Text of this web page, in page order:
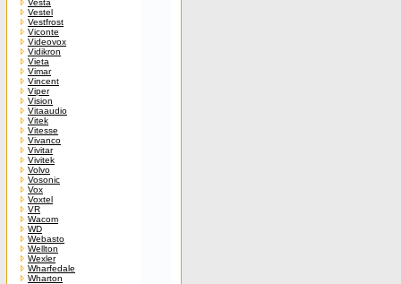
Vesta
Vestel
Vestfrost
Viconte
Videovox
Vidikron
Vieta
Vimar
Vincent
Viper
Vision
Vitaaudio
Vitek
Vitesse
Vivanco
Vivitar
Vivitek
Volvo
Vosonic
Vox
Voxtel
VR
Wacom
WD
Webasto
Wellton
Wexler
Wharfedale
Wharton